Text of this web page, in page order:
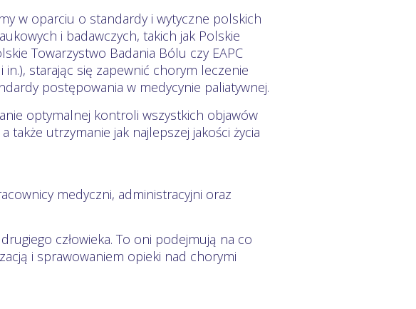
w oparciu o standardy i wytyczne polskich
i badawczych, takich jak Polskie
Towarzystwo Badania Bólu czy EAPC
starając się zapewnić chorym leczenie
postępowania w medycynie paliatywnej.
optymalnej kontroli wszystkich objawów
także utrzymanie jak najlepszej jakości życia
medyczni, administracyjni oraz
człowieka. To oni podejmują na co
i sprawowaniem opieki nad chorymi